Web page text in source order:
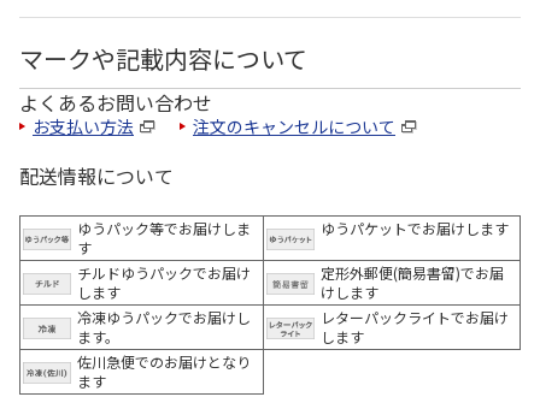
マークや記載内容について
よくあるお問い合わせ
お支払い方法 注文のキャンセルについて
配送情報について
ゆうパック等でお届けしま
す
ゆうパケットでお届けします
チルドゆうパックでお届け
します
定形外郵便(簡易書留)でお届
けします
冷凍ゆうパックでお届けし
ます。
レターパックライトでお届け
します
佐川急便でのお届けとなり
ます